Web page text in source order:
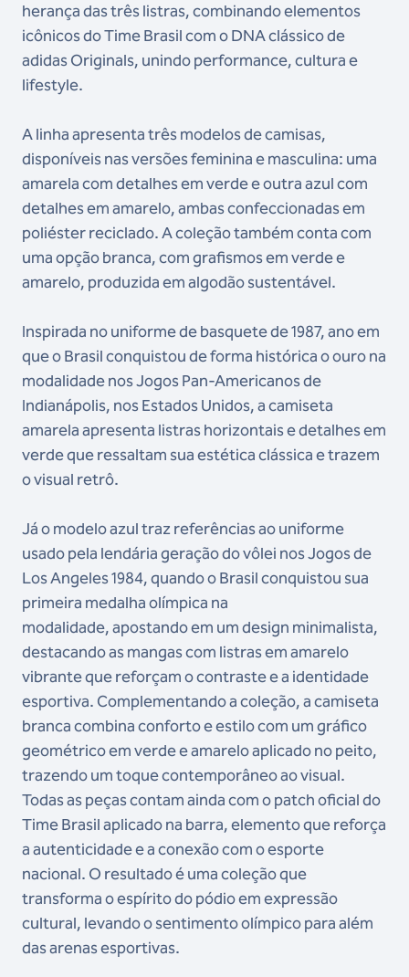
herança das três listras, combinando elementos
icônicos do Time Brasil com o DNA clássico de
adidas Originals, unindo performance, cultura e
lifestyle.
A linha apresenta três modelos de camisas,
disponíveis nas versões feminina e masculina: uma
amarela com detalhes em verde e outra azul com
detalhes em amarelo, ambas confeccionadas em
poliéster reciclado. A coleção também conta com
uma opção branca, com grafismos em verde e
amarelo, produzida em algodão sustentável.
Inspirada no uniforme de basquete de 1987, ano em
que o Brasil conquistou de forma histórica o ouro na
modalidade nos Jogos Pan-Americanos de
Indianápolis, nos Estados Unidos, a camiseta
amarela apresenta listras horizontais e detalhes em
verde que ressaltam sua estética clássica e trazem
o visual retrô.
Já o modelo azul traz referências ao uniforme
usado pela lendária geração do vôlei nos Jogos de
Los Angeles 1984, quando o Brasil conquistou sua
primeira medalha olímpica na
modalidade, apostando em um design minimalista,
destacando as mangas com listras em amarelo
vibrante que reforçam o contraste e a identidade
esportiva. Complementando a coleção, a camiseta
branca combina conforto e estilo com um gráfico
geométrico em verde e amarelo aplicado no peito,
trazendo um toque contemporâneo ao visual.
Todas as peças contam ainda com o patch oficial do
Time Brasil aplicado na barra, elemento que reforça
a autenticidade e a conexão com o esporte
nacional. O resultado é uma coleção que
transforma o espírito do pódio em expressão
cultural, levando o sentimento olímpico para além
das arenas esportivas.